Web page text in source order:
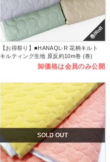
巻/Roll
【お得祭り】■HANAQL-R 花柄キルト
キルティング生地 原反約10m巻 (巻)
卸価格は会員のみ公開
SOLD OUT